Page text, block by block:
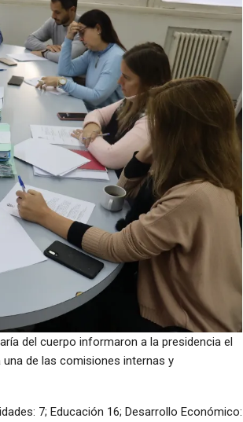
del cuerpo informaron a la presidencia el
de las comisiones internas y
7; Educación 16; Desarrollo Económico: